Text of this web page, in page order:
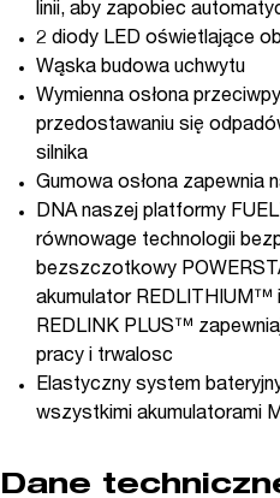
linii, aby zapobiec
2 diody LED oświetlające
Wąska budowa uchwytu
Wymienna osłona
przedostawaniu się
silnika
Gumowa osłona zapewnia
DNA naszej platformy
równowage technologii
bezszczotkowy
akumulator REDLITHIUM™
REDLINK PLUS™
pracy i trwalosc
Elastyczny system
wszystkimi akumulatorami
Dane